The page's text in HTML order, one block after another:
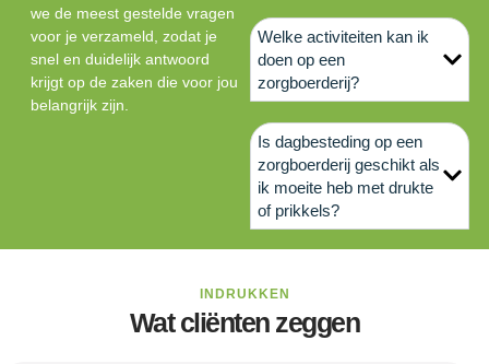
we de meest gestelde vragen
voor je verzameld, zodat je
snel en duidelijk antwoord
krijgt op de zaken die voor jou
belangrijk zijn.
Welke activiteiten kan ik
doen op een
zorgboerderij?
Is dagbesteding op een
zorgboerderij geschikt als
ik moeite heb met drukte
of prikkels?
INDRUKKEN
Wat cliënten zeggen